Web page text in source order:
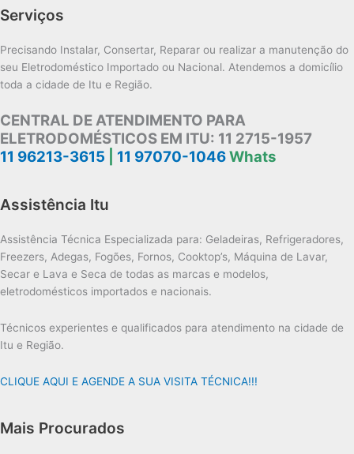
Serviços
Precisando Instalar, Consertar, Reparar ou realizar a manutenção do
seu Eletrodoméstico Importado ou Nacional. Atendemos a domicílio
toda a cidade de Itu e Região.
CENTRAL DE ATENDIMENTO PARA
ELETRODOMÉSTICOS EM ITU: 11 2715-1957
11 96213-3615
11 97070-1046Whats
Assistência Itu
Assistência Técnica Especializada para: Geladeiras, Refrigeradores,
Freezers, Adegas, Fogões, Fornos, Cooktop’s, Máquina de Lavar,
Secar e Lava e Seca de todas as marcas e modelos,
eletrodomésticos importados e nacionais.
Técnicos experientes e qualificados para atendimento na cidade de
Itu e Região.
CLIQUE AQUI E AGENDE A SUA VISITA TÉCNICA!!!
Mais Procurados